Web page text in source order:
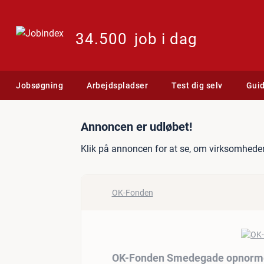
34.500 job i dag
Jobsøgning Arbejdspladser Test dig selv
Jobannonce: OK-
Annoncen er udløbet!
Klik på annoncen for at se, om
OK-Fonden
OK-Fonden Smedegade